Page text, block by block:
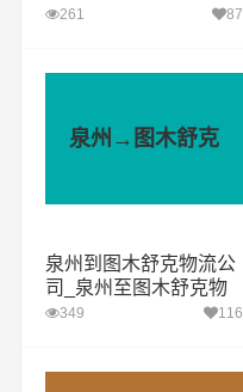
流公司
261 87
泉州→图木舒克
泉州到图木舒克物流公
司_泉州至图木舒克物
流专线
349 116